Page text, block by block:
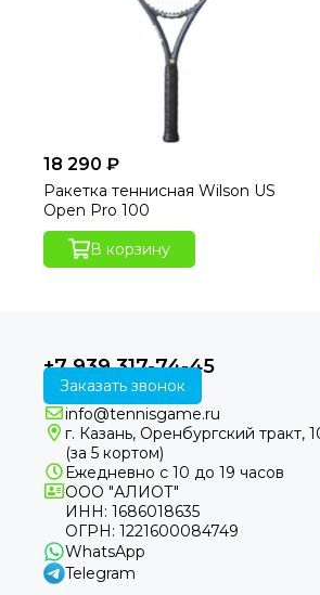
18 290 ₽
Ракетка теннисная Wilson US
Open Pro 100
В корзину
+7 939 317-74-45
Заказать звонок
info@tennisgame.ru
г. Казань, Оренбургский тракт,
(за 5 кортом)
Ежедневно с 10 до 19 часов
ООО "АЛИОТ"
ИНН: 1686018635
ОГРН: 1221600084749
WhatsApp
Telegram